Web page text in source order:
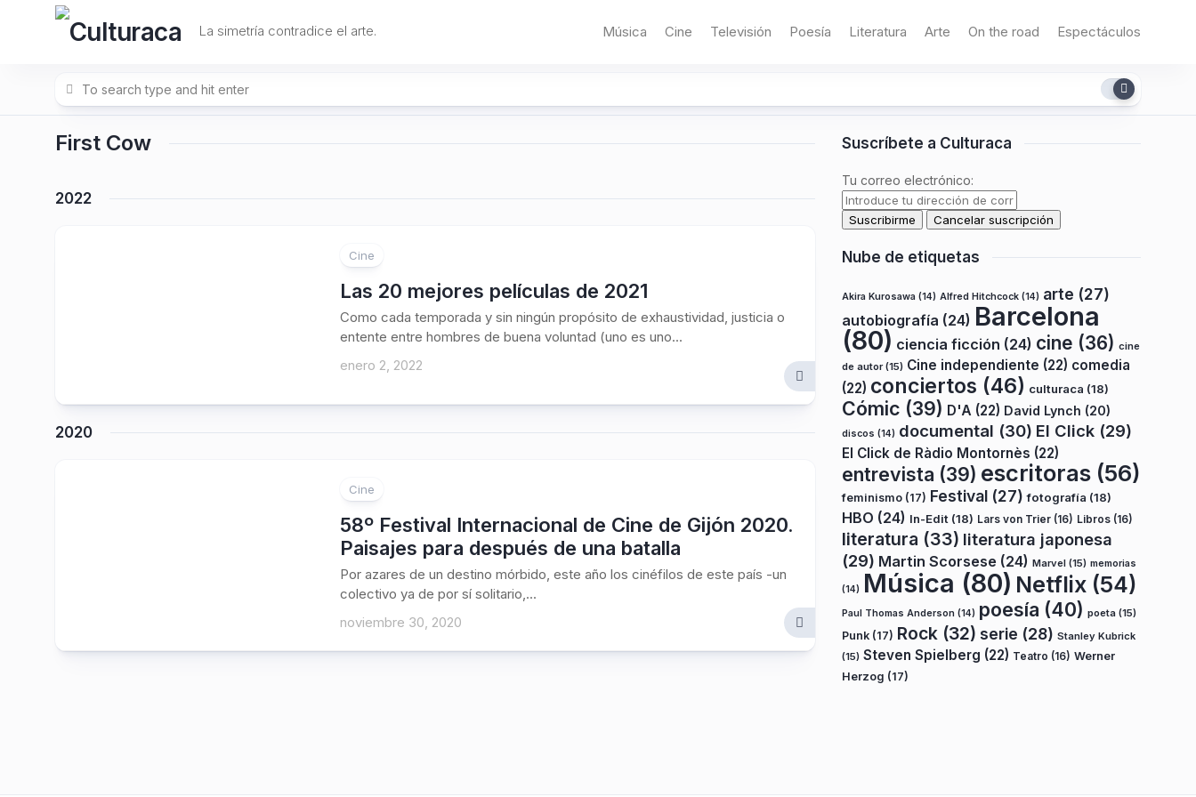
La simetría contradice el arte. Música Cine Televisión Poesía Literatura Arte On the road Espectáculos
First Cow
2022
Cine
Las 20 mejores películas de 2021
Como cada temporada y sin ningún propósito de exhaustividad, justicia o
entente entre hombres de buena voluntad (uno es uno...
enero 2, 2022
2020
Cine
58º Festival Internacional de Cine de Gijón 2020.
Paisajes para después de una batalla
Por azares de un destino mórbido, este año los cinéfilos de este país -un
colectivo ya de por sí solitario,...
noviembre 30, 2020
Suscríbete a Culturaca
Tu correo electrónico:
Nube de etiquetas
Akira Kurosawa (14) Alfred Hitchcock (14) arte (27)
autobiografía (24) Barcelona
(80) ciencia ficción (24) cine (36) cine
de autor(15) Cine independiente (22) comedia
(22) conciertos (46) culturaca (18)
Cómic (39) D'A (22) David Lynch (20)
discos (14) documental (30) El Click (29)
El Click de Ràdio Montornès (22)
entrevista (39) escritoras (56)
feminismo (17) Festival (27) fotografía (18)
HBO (24) In-Edit (18) Lars von Trier (16) Libros (16)
literatura (33) literatura japonesa
(29) Martin Scorsese (24) Marvel (15) memorias
(14) Música (80) Netflix (54)
Paul Thomas Anderson (14) poesía (40) poeta (15)
Punk (17) Rock (32) serie (28) Stanley Kubrick
(15) Steven Spielberg (22) Teatro (16) Werner
Herzog (17)